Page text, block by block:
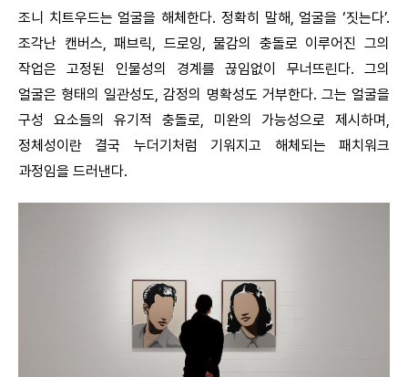
조니 치트우드는 얼굴을 해체한다. 정확히 말해, 얼굴을 ‘짓는다’.
조각난 캔버스, 패브릭, 드로잉, 물감의 충돌로 이루어진 그의
작업은 고정된 인물성의 경계를 끊임없이 무너뜨린다. 그의
얼굴은 형태의 일관성도, 감정의 명확성도 거부한다. 그는 얼굴을
구성 요소들의 유기적 충돌로, 미완의 가능성으로 제시하며,
정체성이란 결국 누더기처럼 기워지고 해체되는 패치워크
과정임을 드러낸다.